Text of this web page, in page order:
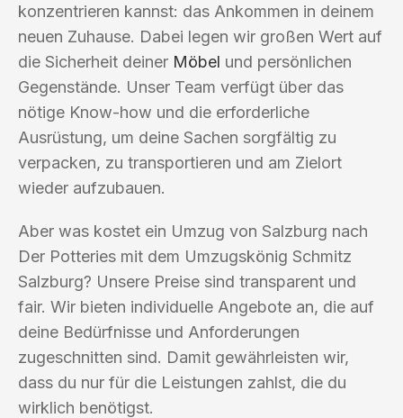
konzentrieren kannst: das Ankommen in deinem
neuen Zuhause. Dabei legen wir großen Wert auf
die Sicherheit deiner Möbel und persönlichen
Gegenstände. Unser Team verfügt über das
nötige Know-how und die erforderliche
Ausrüstung, um deine Sachen sorgfältig zu
verpacken, zu transportieren und am Zielort
wieder aufzubauen.
Aber was kostet ein Umzug von Salzburg nach
Der Potteries mit dem Umzugskönig Schmitz
Salzburg? Unsere Preise sind transparent und
fair. Wir bieten individuelle Angebote an, die auf
deine Bedürfnisse und Anforderungen
zugeschnitten sind. Damit gewährleisten wir,
dass du nur für die Leistungen zahlst, die du
wirklich benötigst.